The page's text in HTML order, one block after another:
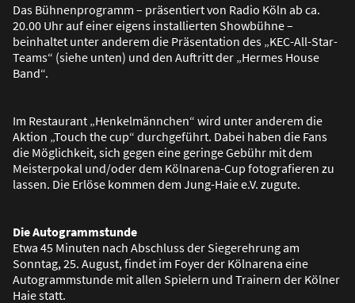
Das Bühnenprogramm – präsentiert von Radio Köln ab ca.
20.00 Uhr auf einer eigens installierten Showbühne –
beinhaltet unter anderem die Präsentation des „KEC-All-Star-
Teams“ (siehe unten) und den Auftritt der „Hermes House
Band“.
Im Restaurant „Henkelmännchen“ wird unter anderem die
Aktion „Touch the cup“ durchgeführt. Dabei haben die Fans
die Möglichkeit, sich gegen eine geringe Gebühr mit dem
Meisterpokal und/oder dem Kölnarena-Cup fotografieren zu
lassen. Die Erlöse kommen dem Jung-Haie e.V. zugute.
Die Autogrammstunde
Etwa 45 Minuten nach Abschluss der Siegerehrung am
Sonntag, 25. August, findet im Foyer der Kölnarena eine
Autogrammstunde mit allen Spielern und Trainern der Kölner
Haie statt.